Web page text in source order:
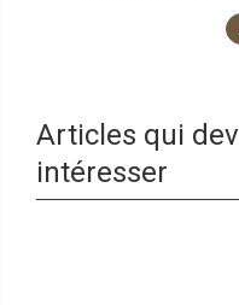
Articles qui
intéresser